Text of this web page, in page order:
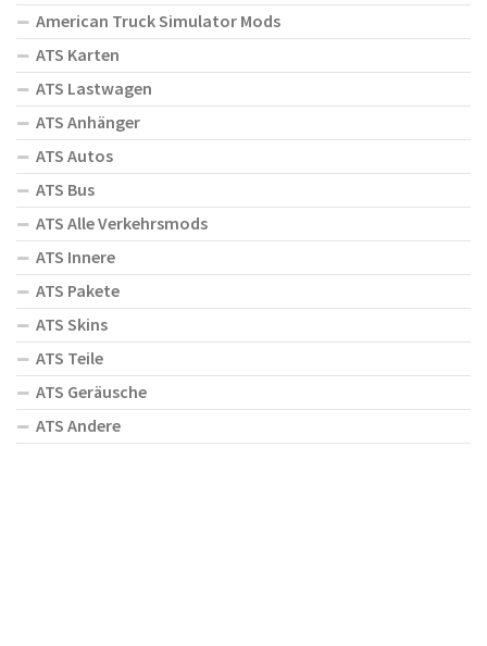
American Truck Simulator Mods
ATS Karten
ATS Lastwagen
ATS Anhänger
ATS Autos
ATS Bus
ATS Alle Verkehrsmods
ATS Innere
ATS Pakete
ATS Skins
ATS Teile
ATS Geräusche
ATS Andere